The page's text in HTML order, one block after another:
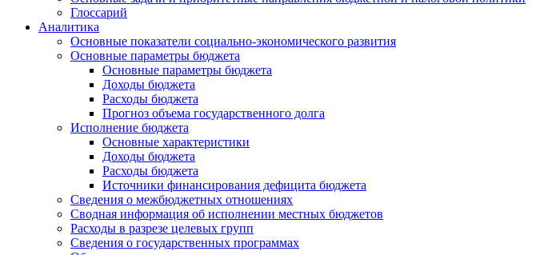
Глоссарий
Аналитика
Основные показатели социально-экономического развития
Основные параметры бюджета
Основные параметры бюджета
Доходы бюджета
Расходы бюджета
Прогноз объема государственного долга
Исполнение бюджета
Основные характеристики
Доходы бюджета
Расходы бюджета
Источники финансирования дефицита бюджета
Сведения о межбюджетных отношениях
Сводная информация об исполнении местных бюджетов
Расходы в разрезе целевых групп
Сведения о государственных программах